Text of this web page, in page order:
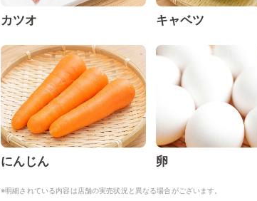
カツオ キャベツ
にんじん 卵
※明細されている内容は店舗の実売状況と異なる場合がございます。